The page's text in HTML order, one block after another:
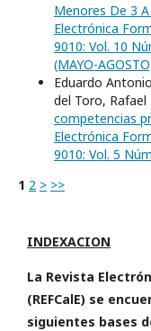
Menores De 3
Electrónica
9010: Vol. 10
(MAYO-
Eduardo
del Toro, Rafael
competencias
Electrónica
9010: Vol. 5
1 2 > >>
INDEXACION
La Revista
(REFCalE) se
siguientes bases